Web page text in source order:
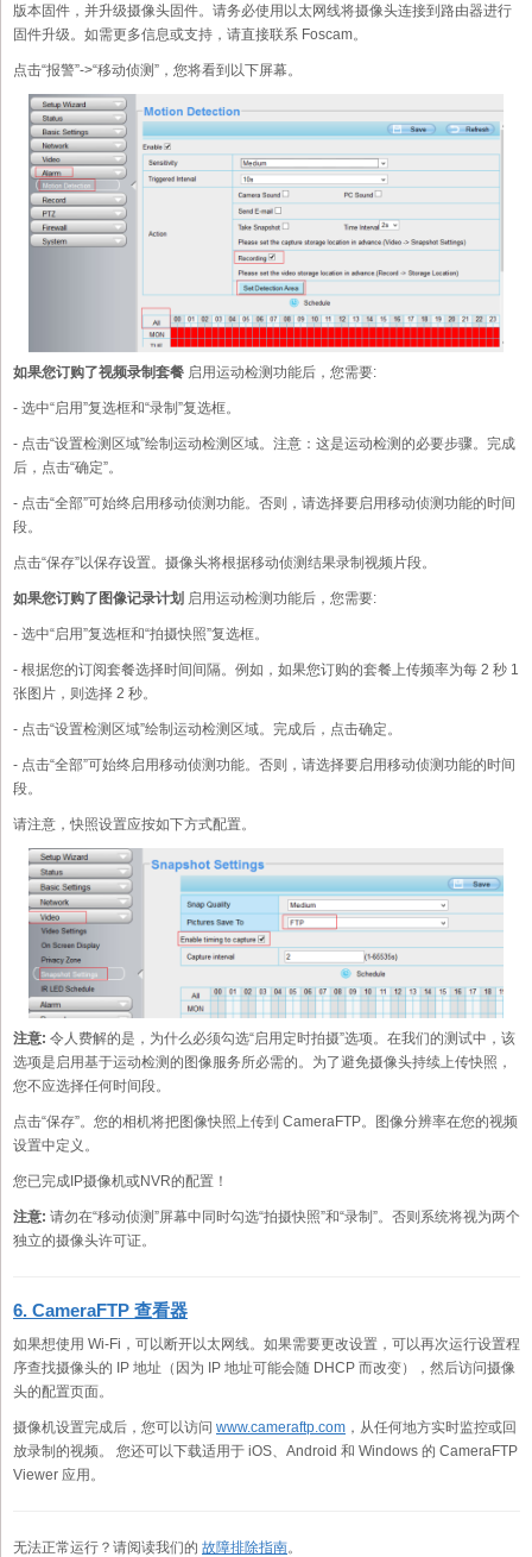
版本固件，并升级摄像头固件。请务必使用以太网线将摄像头连接到路由器进行
固件升级。如需更多信息或支持，请直接联系 Foscam。
点击“报警”->“移动侦测”，您将看到以下屏幕。
如果您订购了视频录制套餐 启用运动检测功能后，您需要:
- 选中“启用”复选框和“录制”复选框。
- 点击“设置检测区域”绘制运动检测区域。注意：这是运动检测的必要步骤。完成
后，点击“确定”。
- 点击“全部”可始终启用移动侦测功能。否则，请选择要启用移动侦测功能的时间
段。
点击“保存”以保存设置。摄像头将根据移动侦测结果录制视频片段。
如果您订购了图像记录计划 启用运动检测功能后，您需要:
- 选中“启用”复选框和“拍摄快照”复选框。
- 根据您的订阅套餐选择时间间隔。例如，如果您订购的套餐上传频率为每 2 秒 1
张图片，则选择 2 秒。
- 点击“设置检测区域”绘制运动检测区域。完成后，点击确定。
- 点击“全部”可始终启用移动侦测功能。否则，请选择要启用移动侦测功能的时间
段。
请注意，快照设置应按如下方式配置。
注意: 令人费解的是，为什么必须勾选“启用定时拍摄”选项。在我们的测试中，该
选项是启用基于运动检测的图像服务所必需的。为了避免摄像头持续上传快照，
您不应选择任何时间段。
点击“保存”。您的相机将把图像快照上传到 CameraFTP。图像分辨率在您的视频
设置中定义。
您已完成IP摄像机或NVR的配置！
注意: 请勿在“移动侦测”屏幕中同时勾选“拍摄快照”和“录制”。否则系统将视为两个
独立的摄像头许可证。
6. CameraFTP 查看器
如果想使用 Wi-Fi，可以断开以太网线。如果需要更改设置，可以再次运行设置程
序查找摄像头的 IP 地址（因为 IP 地址可能会随 DHCP 而改变），然后访问摄像
头的配置页面。
摄像机设置完成后，您可以访问 www.cameraftp.com ，从任何地方实时监控或回
放录制的视频。 您还可以下载适用于 iOS、Android 和 Windows 的 CameraFTP
Viewer 应用。
无法正常运行？请阅读我们的 故障排除指南。